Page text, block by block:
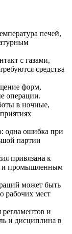
печей,
с газами,
средства
форм,
операции.
в ночные,
одна ошибка при
партии
привязана к
и промышленным
может быть
рабочих мест
и
и дисциплина в